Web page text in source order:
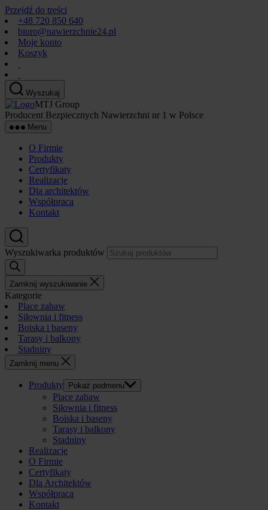
Przejdź do treści
+48 720 850 640
biuro@nawierzchnie24.pl
Moje konto
Koszyk
Wyszukaj
MTJ Group
Producent Bezpiecznych Nawierzchni nr 1 w Polsce
Menu
O Firmie
Produkty
Certyfikaty
Realizacje
Dla architektów
Współpraca
Kontakt
Wyszukiwarka produktów
Zamknij wyszukiwanie
Kategorie
Place zabaw
Siłownia i fitness
Boiska i baseny
Tarasy i balkony
Stadniny
Zamknij menu
Produkty Pokaż podmenu
Place zabaw
Siłownia i fitness
Boiska i baseny
Tarasy i balkony
Stadniny
Realizacje
O Firmie
Certyfikaty
Dla Architektów
Współpraca
Kontakt